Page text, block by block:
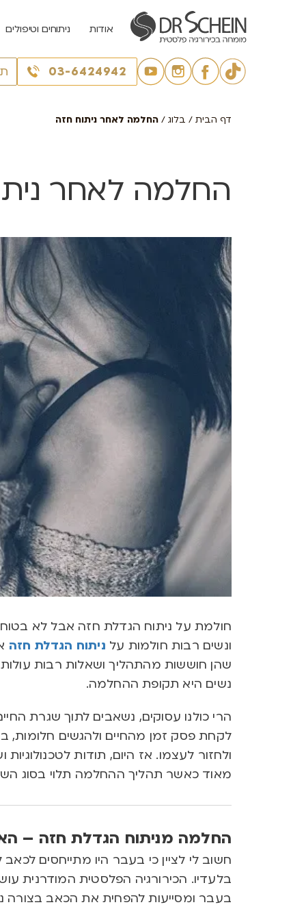
אודות ניתוחים וטיפולים
03-6424942
דף הבית / בלוג / החלמה לאחר ניתוח חזה
החלמה לאחר
חולמת על ניתוח הגדלת חזה אבל לא
ונשים רבות חולמות על ניתוח הגדלת חזה
שהן חוששות מהתהליך ושאלות רבות
נשים היא תקופת ההחלמה.
הרי כולנו עסוקים, נשאבים לתוך שגרת
לקחת פסק זמן מהחיים ולהגשים חלומות,
ולחזור לעצמו. אז היום, תודות
מאוד כאשר תהליך ההחלמה תלוי בסוג
החלמה מניתוח הגדלת חזה –
חשוב לי לציין כי בעבר היו מתייחסים
בלעדיו. הכירורגיה הפלסטית המודרנית
בעבר ומסייעות להפחית את הכאב בצורה